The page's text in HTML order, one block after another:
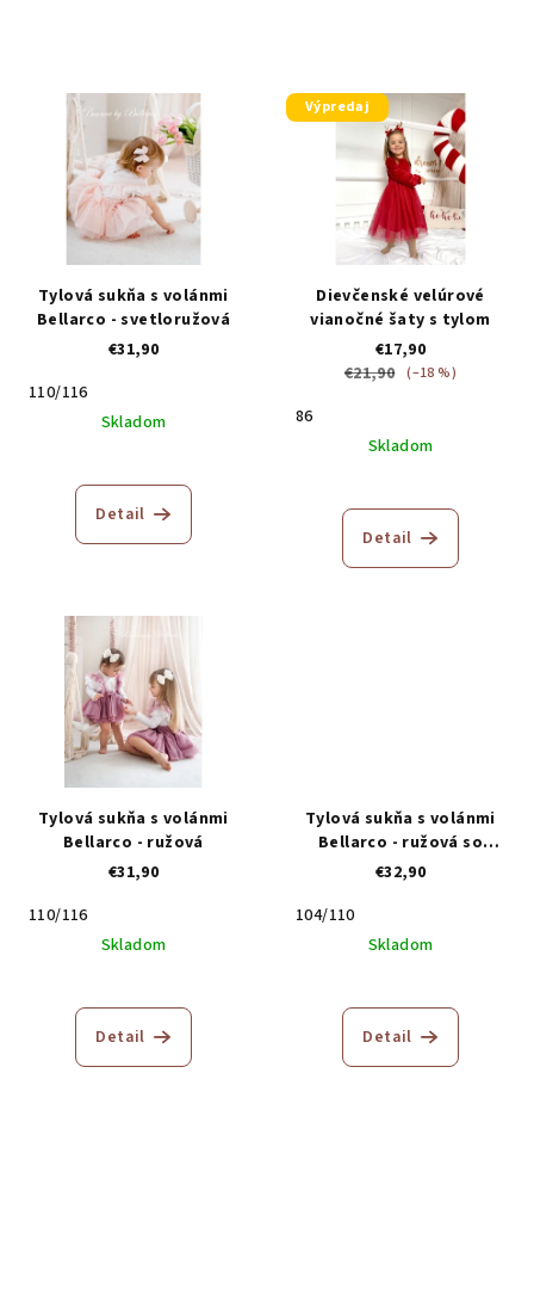
Tylová sukňa s volánmi
Bellarco - svetloružová
€31,90
110/116
Skladom
Detail
Výpredaj
Dievčenské velúrové
vianočné šaty s tylom
€17,90
€21,90 (–18 %)
86
Skladom
Detail
Tylová sukňa s volánmi
Bellarco - ružová
€31,90
110/116
Skladom
Detail
Tylová sukňa s volánmi
Bellarco - ružová so
srdiečkami
€32,90
104/110
Skladom
hodnotenie
produktu
Detail